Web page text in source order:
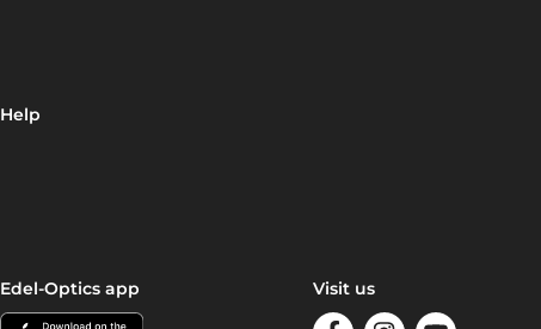
Help
Edel-Optics app Visit us